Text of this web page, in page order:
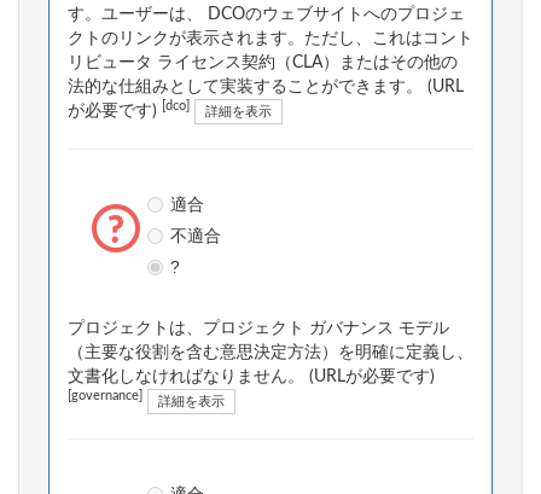
す。ユーザーは、 DCOのウェブサイトへのプロジェ
クトのリンクが表示されます。ただし、これはコント
リビュータ ライセンス契約（CLA）またはその他の
法的な仕組みとして実装することができます。 (URL
が必要です)
[dco] 詳細を表示
適合
不適合
?
プロジェクトは、プロジェクト ガバナンス モデル
（主要な役割を含む意思決定方法）を明確に定義し、
文書化しなければなりません。 (URLが必要です)
[governance] 詳細を表示